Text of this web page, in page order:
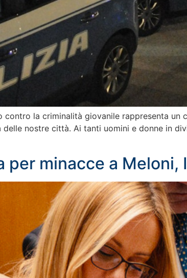
contro la criminalità giovanile rappresenta
nostre città. Ai tanti uomini e donne in
per minacce a